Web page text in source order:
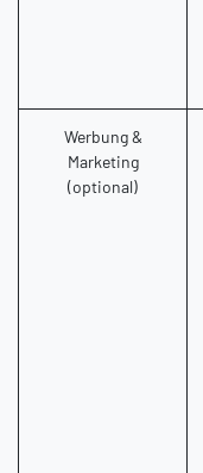
Werbung &
Marketing
(optional)